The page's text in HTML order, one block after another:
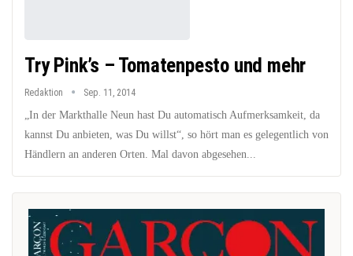
Try Pink’s – Tomatenpesto und mehr
Redaktion Sep. 11, 2014
„In der Markthalle Neun hast Du automatisch Aufmerksamkeit, da
kannst Du anbieten, was Du willst“, so hört man es gelegentlich von
Händlern an anderen Orten. Mal davon abgesehen...